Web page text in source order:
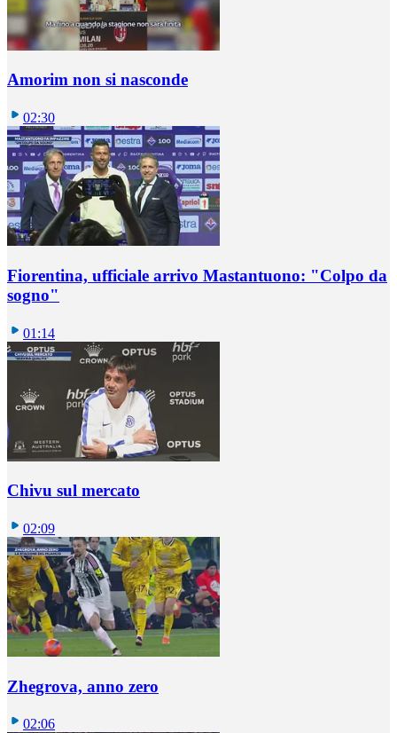
Amorim non si nasconde
02:30
Fiorentina, ufficiale arrivo Mastantuono: "Colpo da
sogno"
01:14
Chivu sul mercato
02:09
Zhegrova, anno zero
02:06